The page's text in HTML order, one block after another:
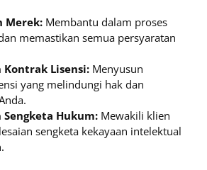
Merek: Membantu dalam proses
memastikan semua persyaratan
Kontrak Lisensi: Menyusun
yang melindungi hak dan
Sengketa Hukum: Mewakili klien
sengketa kekayaan intelektual